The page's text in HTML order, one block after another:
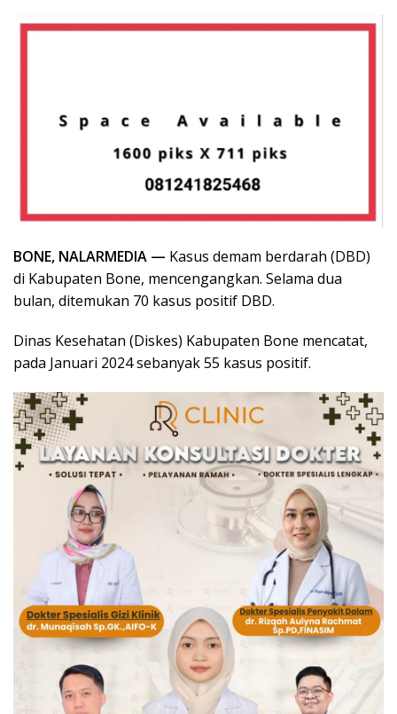
BONE, NALARMEDIA — Kasus demam berdarah (DBD)
di Kabupaten Bone, mencengangkan. Selama dua
bulan, ditemukan 70 kasus positif DBD.
Dinas Kesehatan (Diskes) Kabupaten Bone mencatat,
pada Januari 2024 sebanyak 55 kasus positif.